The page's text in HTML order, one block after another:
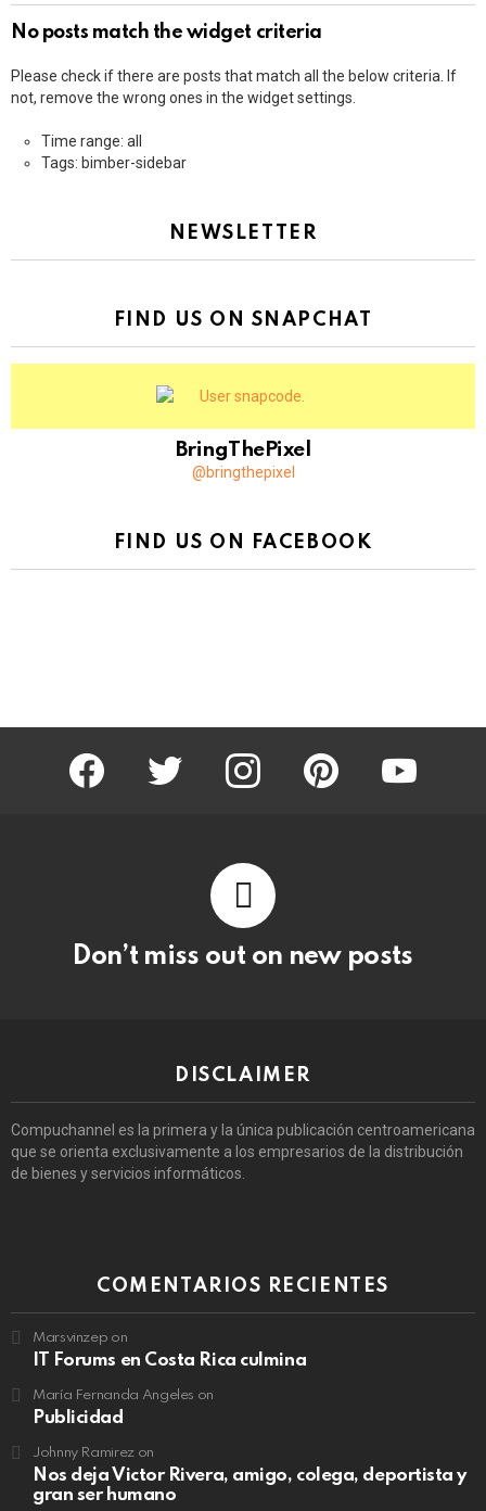
No posts match the widget criteria
Please check if there are posts that match all the below criteria. If
not, remove the wrong ones in the widget settings.
Time range: all
Tags: bimber-sidebar
NEWSLETTER
FIND US ON SNAPCHAT
BringThePixel
@bringthepixel
FIND US ON FACEBOOK
facebook twitter instagram pinterest
Don’t miss out on new posts
DISCLAIMER
Compuchannel es la primera y la única publicación centroamericana
que se orienta exclusivamente a los empresarios de la distribución
de bienes y servicios informáticos.
COMENTARIOS RECIENTES
Marsvinzep on
IT Forums en Costa Rica culmina
María Fernanda Angeles on
Publicidad
Johnny Ramirezon
Nos deja Victor Rivera, amigo, colega, deportista y
gran ser humano